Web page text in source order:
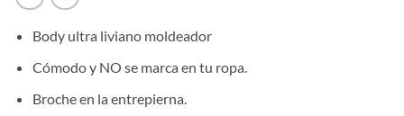
Body ultra liviano moldeador
Cómodo y NO se marca en tu ropa.
Broche en la entrepierna.